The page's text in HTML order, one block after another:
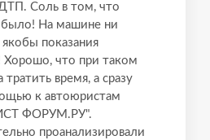
Соль в том, что
было! На машине ни
якобы показания
Хорошо, что при таком
тратить время, а сразу
к автоюристам
ФОРУМ.РУ".
проанализировали